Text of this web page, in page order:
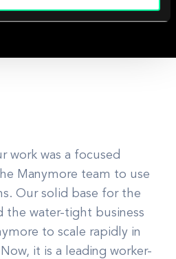
work was a focused
Manymore team to use
Our solid base for the
the water-tight business
to scale rapidly in
it is a leading worker-